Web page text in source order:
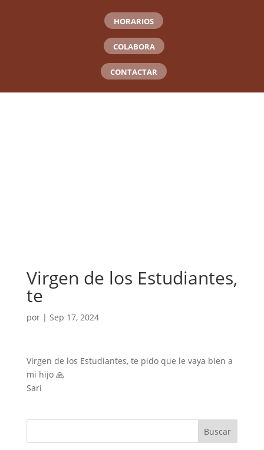
HORARIOS
COLABORA
CONTACTAR
Virgen de los Estudiantes,
te
por | Sep 17, 2024
Virgen de los Estudiantes, te pido que le vaya bien a
mi hijo 🙏
Sari
Buscar